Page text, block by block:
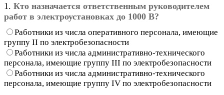
1. Кто назначается ответственным руководителем
работ в электроустановках до 1000 В?
Работники из числа оперативного персонала, имеющие
группу II по электробезопасности
Работники из числа административно-технического
персонала, имеющие группу III по электробезопасности
Работники из числа административно-технического
персонала, имеющие группу IV по электробезопасности